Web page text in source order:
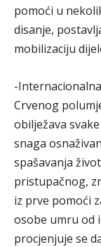
pomoći u
disanje,
mobilizaciju
-
Crvenog
obilježava
snaga
spašavanja
pristupačnog,
iz prve pomoći
osobe umru od
procjenjuje se